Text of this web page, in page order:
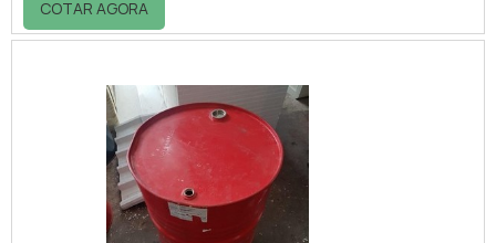
riscos à saúde das pessoas que estão
funcionalidade desse tipo de serviçoPara
evitar transtornos, é de extrema importância
que seja contratada uma empresa
especialista no descarte de resíduos
químicos perigosos, pois, só assim é
possível garantir que estes elementos.
COTAR AGORA